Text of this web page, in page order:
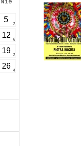
Nie
5
2
12
6
19
2
26
4